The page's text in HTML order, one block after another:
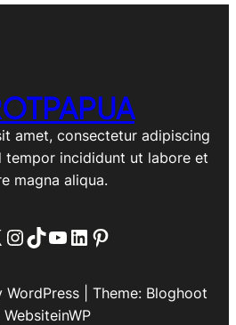
amet, consectetur adipiscing
tempor incididunt ut labore et
magna aliqua.
Instagram
TikTok
YouTube
LinkedIn
Pinterest
| Theme: Bloghoot
WebsiteinWP